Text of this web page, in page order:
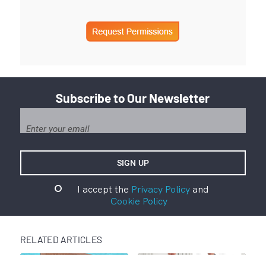
Subscribe to Our Newsletter
I accept the Privacy Policyand
Cookie Policy
RELATED ARTICLES